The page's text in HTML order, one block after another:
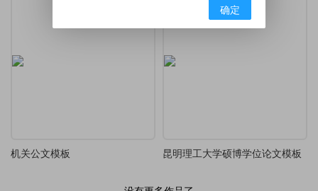
机关公文模板 昆明理工大学硕博学位论文模板
确定